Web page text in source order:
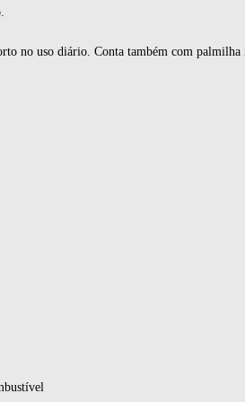
no uso diário. Conta também com